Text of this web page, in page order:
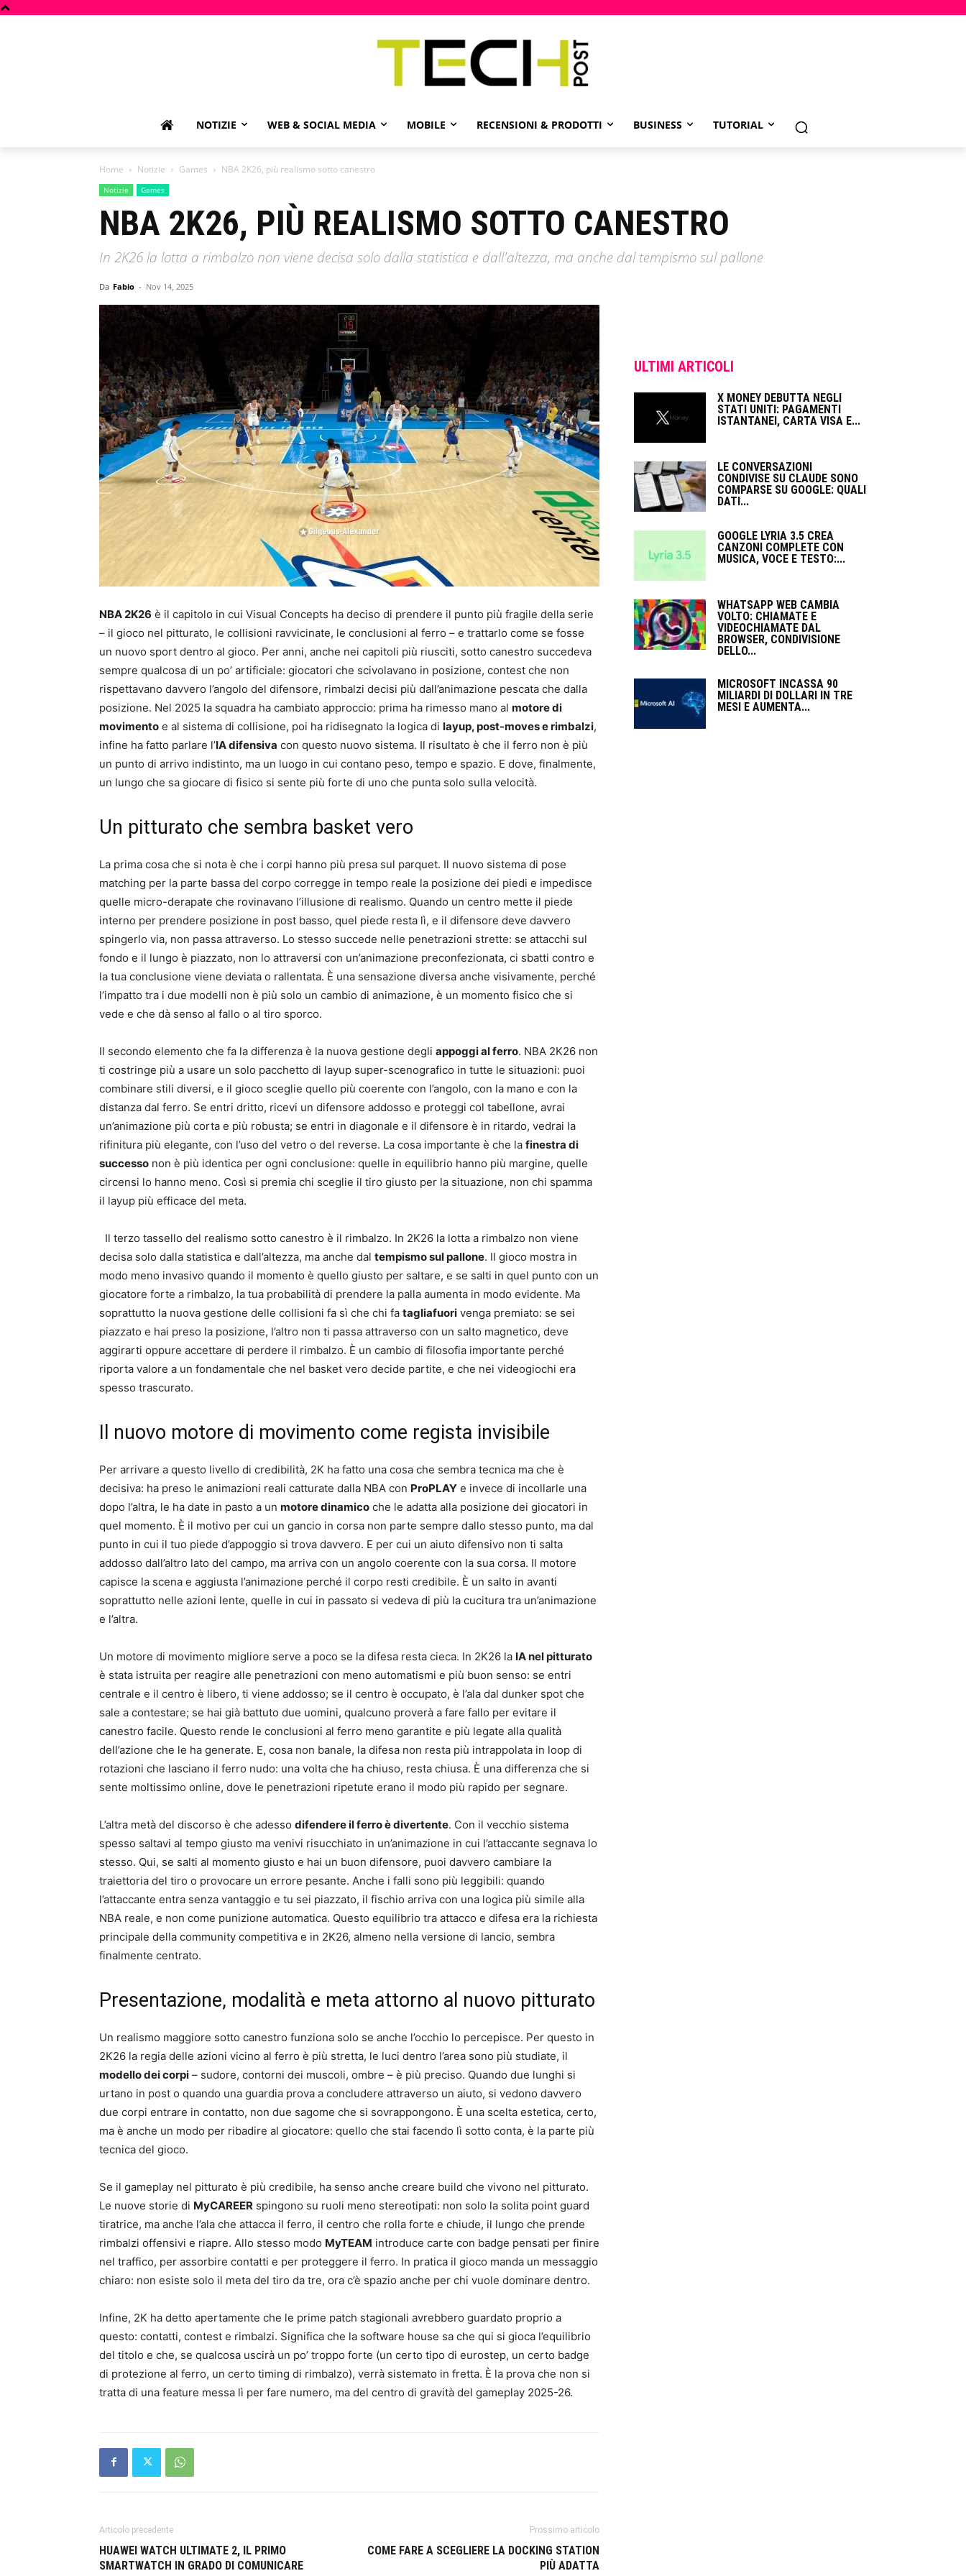
NOTIZIE WEB & SOCIAL MEDIA MOBILE RECENSIONI & PRODOTTI BUSINESS TUTORIAL
Home Notizie Games NBA 2K26, più realismo sotto canestro
Notizie Games
NBA 2K26, PIÙ REALISMO SOTTO CANESTRO
In 2K26 la lotta a rimbalzo non viene decisa solo dalla statistica e dall'altezza, ma anche dal tempismo sul pallone
Da Fabio - Nov 14, 2025
NBA 2K26 è il capitolo in cui Visual Concepts ha deciso di prendere il punto più fragile della serie
– il gioco nel pitturato, le collisioni ravvicinate, le conclusioni al ferro – e trattarlo come se fosse
un nuovo sport dentro al gioco. Per anni, anche nei capitoli più riusciti, sotto canestro succedeva
sempre qualcosa di un po’ artificiale: giocatori che scivolavano in posizione, contest che non
rispettavano davvero l’angolo del difensore, rimbalzi decisi più dall’animazione pescata che dalla
posizione. Nel 2025 la squadra ha cambiato approccio: prima ha rimesso mano al motore di
movimento e al sistema di collisione, poi ha ridisegnato la logica di layup, post-moves e rimbalzi,
infine ha fatto parlare l’IA difensiva con questo nuovo sistema. Il risultato è che il ferro non è più
un punto di arrivo indistinto, ma un luogo in cui contano peso, tempo e spazio. E dove, finalmente,
un lungo che sa giocare di fisico si sente più forte di uno che punta solo sulla velocità.
Un pitturato che sembra basket vero
La prima cosa che si nota è che i corpi hanno più presa sul parquet. Il nuovo sistema di pose
matching per la parte bassa del corpo corregge in tempo reale la posizione dei piedi e impedisce
quelle micro-derapate che rovinavano l’illusione di realismo. Quando un centro mette il piede
interno per prendere posizione in post basso, quel piede resta lì, e il difensore deve davvero
spingerlo via, non passa attraverso. Lo stesso succede nelle penetrazioni strette: se attacchi sul
fondo e il lungo è piazzato, non lo attraversi con un’animazione preconfezionata, ci sbatti contro e
la tua conclusione viene deviata o rallentata. È una sensazione diversa anche visivamente, perché
l’impatto tra i due modelli non è più solo un cambio di animazione, è un momento fisico che si
vede e che dà senso al fallo o al tiro sporco.
Il secondo elemento che fa la differenza è la nuova gestione degli appoggi al ferro. NBA 2K26 non
ti costringe più a usare un solo pacchetto di layup super-scenografico in tutte le situazioni: puoi
combinare stili diversi, e il gioco sceglie quello più coerente con l’angolo, con la mano e con la
distanza dal ferro. Se entri dritto, ricevi un difensore addosso e proteggi col tabellone, avrai
un’animazione più corta e più robusta; se entri in diagonale e il difensore è in ritardo, vedrai la
rifinitura più elegante, con l’uso del vetro o del reverse. La cosa importante è che la finestra di
successo non è più identica per ogni conclusione: quelle in equilibrio hanno più margine, quelle
circensi lo hanno meno. Così si premia chi sceglie il tiro giusto per la situazione, non chi spamma
il layup più efficace del meta.
Il terzo tassello del realismo sotto canestro è il rimbalzo. In 2K26 la lotta a rimbalzo non viene
decisa solo dalla statistica e dall’altezza, ma anche dal tempismo sul pallone. Il gioco mostra in
modo meno invasivo quando il momento è quello giusto per saltare, e se salti in quel punto con un
giocatore forte a rimbalzo, la tua probabilità di prendere la palla aumenta in modo evidente. Ma
soprattutto la nuova gestione delle collisioni fa sì che chi fa tagliafuori venga premiato: se sei
piazzato e hai preso la posizione, l’altro non ti passa attraverso con un salto magnetico, deve
aggirarti oppure accettare di perdere il rimbalzo. È un cambio di filosofia importante perché
riporta valore a un fondamentale che nel basket vero decide partite, e che nei videogiochi era
spesso trascurato.
Il nuovo motore di movimento come regista invisibile
Per arrivare a questo livello di credibilità, 2K ha fatto una cosa che sembra tecnica ma che è
decisiva: ha preso le animazioni reali catturate dalla NBA con ProPLAY e invece di incollarle una
dopo l’altra, le ha date in pasto a un motore dinamico che le adatta alla posizione dei giocatori in
quel momento. È il motivo per cui un gancio in corsa non parte sempre dallo stesso punto, ma dal
punto in cui il tuo piede d’appoggio si trova davvero. E per cui un aiuto difensivo non ti salta
addosso dall’altro lato del campo, ma arriva con un angolo coerente con la sua corsa. Il motore
capisce la scena e aggiusta l’animazione perché il corpo resti credibile. È un salto in avanti
soprattutto nelle azioni lente, quelle in cui in passato si vedeva di più la cucitura tra un’animazione
e l’altra.
Un motore di movimento migliore serve a poco se la difesa resta cieca. In 2K26 la IA nel pitturato
è stata istruita per reagire alle penetrazioni con meno automatismi e più buon senso: se entri
centrale e il centro è libero, ti viene addosso; se il centro è occupato, è l’ala dal dunker spot che
sale a contestare; se hai già battuto due uomini, qualcuno proverà a fare fallo per evitare il
canestro facile. Questo rende le conclusioni al ferro meno garantite e più legate alla qualità
dell’azione che le ha generate. E, cosa non banale, la difesa non resta più intrappolata in loop di
rotazioni che lasciano il ferro nudo: una volta che ha chiuso, resta chiusa. È una differenza che si
sente moltissimo online, dove le penetrazioni ripetute erano il modo più rapido per segnare.
L’altra metà del discorso è che adesso difendere il ferro è divertente. Con il vecchio sistema
spesso saltavi al tempo giusto ma venivi risucchiato in un’animazione in cui l’attaccante segnava lo
stesso. Qui, se salti al momento giusto e hai un buon difensore, puoi davvero cambiare la
traiettoria del tiro o provocare un errore pesante. Anche i falli sono più leggibili: quando
l’attaccante entra senza vantaggio e tu sei piazzato, il fischio arriva con una logica più simile alla
NBA reale, e non come punizione automatica. Questo equilibrio tra attacco e difesa era la richiesta
principale della community competitiva e in 2K26, almeno nella versione di lancio, sembra
finalmente centrato.
Presentazione, modalità e meta attorno al nuovo pitturato
Un realismo maggiore sotto canestro funziona solo se anche l’occhio lo percepisce. Per questo in
2K26 la regia delle azioni vicino al ferro è più stretta, le luci dentro l’area sono più studiate, il
modello dei corpi – sudore, contorni dei muscoli, ombre – è più preciso. Quando due lunghi si
urtano in post o quando una guardia prova a concludere attraverso un aiuto, si vedono davvero
due corpi entrare in contatto, non due sagome che si sovrappongono. È una scelta estetica, certo,
ma è anche un modo per ribadire al giocatore: quello che stai facendo lì sotto conta, è la parte più
tecnica del gioco.
Se il gameplay nel pitturato è più credibile, ha senso anche creare build che vivono nel pitturato.
Le nuove storie di MyCAREER spingono su ruoli meno stereotipati: non solo la solita point guard
tiratrice, ma anche l’ala che attacca il ferro, il centro che rolla forte e chiude, il lungo che prende
rimbalzi offensivi e riapre. Allo stesso modo MyTEAM introduce carte con badge pensati per finire
nel traffico, per assorbire contatti e per proteggere il ferro. In pratica il gioco manda un messaggio
chiaro: non esiste solo il meta del tiro da tre, ora c’è spazio anche per chi vuole dominare dentro.
Infine, 2K ha detto apertamente che le prime patch stagionali avrebbero guardato proprio a
questo: contatti, contest e rimbalzi. Significa che la software house sa che qui si gioca l’equilibrio
del titolo e che, se qualcosa uscirà un po’ troppo forte (un certo tipo di eurostep, un certo badge
di protezione al ferro, un certo timing di rimbalzo), verrà sistemato in fretta. È la prova che non si
tratta di una feature messa lì per fare numero, ma del centro di gravità del gameplay 2025-26.
Articolo precedente
HUAWEI WATCH ULTIMATE 2, IL PRIMO
SMARTWATCH IN GRADO DI COMUNICARE
Prossimo articolo
COME FARE A SCEGLIERE LA DOCKING STATION
PIÙ ADATTA
ULTIMI ARTICOLI
X MONEY DEBUTTA NEGLI
STATI UNITI: PAGAMENTI
ISTANTANEI, CARTA VISA E...
LE CONVERSAZIONI
CONDIVISE SU CLAUDE SONO
COMPARSE SU GOOGLE: QUALI
DATI...
GOOGLE LYRIA 3.5 CREA
CANZONI COMPLETE CON
MUSICA, VOCE E TESTO:...
WHATSAPP WEB CAMBIA
VOLTO: CHIAMATE E
VIDEOCHIAMATE DAL
BROWSER, CONDIVISIONE
DELLO...
MICROSOFT INCASSA 90
MILIARDI DI DOLLARI IN TRE
MESI E AUMENTA...